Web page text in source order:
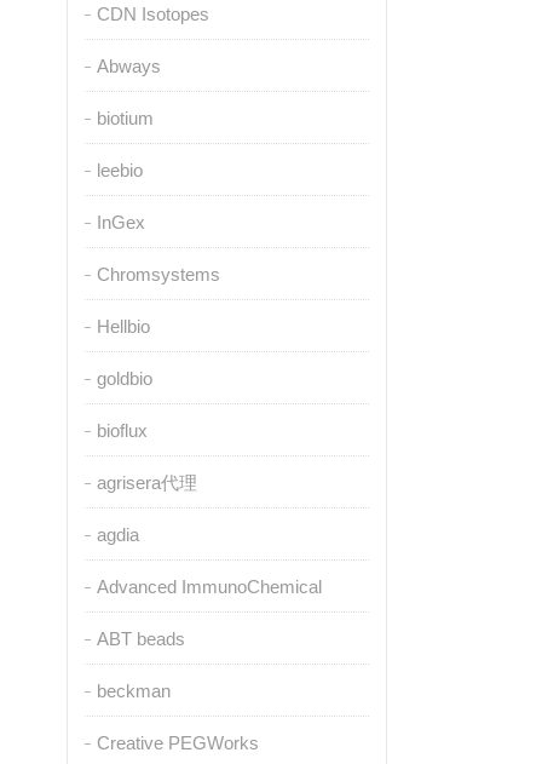
CDN Isotopes
Abways
biotium
leebio
InGex
Chromsystems
Hellbio
goldbio
bioflux
agrisera代理
agdia
Advanced ImmunoChemical
ABT beads
beckman
Creative PEGWorks